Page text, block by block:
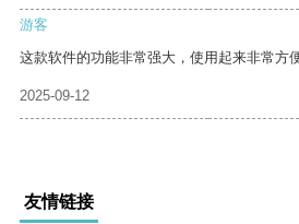
游客
这款软件的功能非常强大，使用起来非常方便
2025-09-12
友情链接